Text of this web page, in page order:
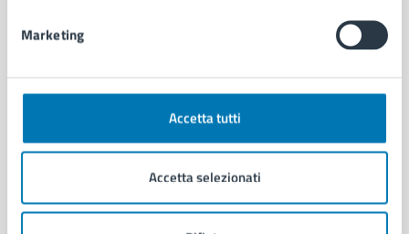
Marketing
Accetta tutti
Accetta selezionati
AMMINISTRAZIONE
Organi di governo
Enti e fondazioni
Personale amministrativo